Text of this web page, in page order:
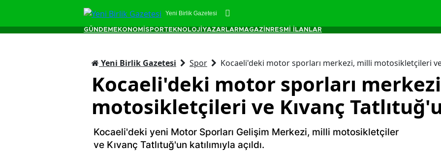
Yeni Birlik Gazetesi
GÜNDEM EKONOMİ SPORTEKNOLOJİ YAZARLAR MAGAZİN RESMİ İLANLAR
Yeni Birlik Gazetesi Spor Kocaeli'deki motor sporları merkezi, milli motosikletçileri ve
Kocaeli'deki motor sporları
motosikletçileri ve Kıvanç
Kocaeli'deki yeni Motor Sporları Gelişim Merkezi, milli motosikletçiler
ve Kıvanç Tatlıtuğ'un katılımıyla açıldı.